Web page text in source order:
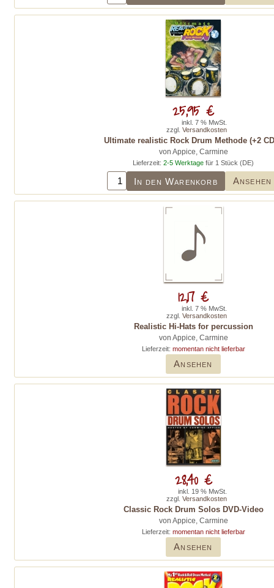
Ultimate realistic Rock Drum Methode (+2
von Appice, Carmine
Lieferzeit: 2-5 Werktage für 1 Stück (DE)
In den Warenkorb Ansehen
25,95 €
inkl. 7 % MwSt.
zzgl. Versandkosten
Realistic Hi-Hats for percussion
von Appice, Carmine
Lieferzeit: momentan nicht lieferbar
Ansehen
12,17 €
inkl. 7 % MwSt.
zzgl. Versandkosten
Classic Rock Drum Solos DVD-Video
von Appice, Carmine
Lieferzeit: momentan nicht lieferbar
Ansehen
28,40 €
inkl. 19 % MwSt.
zzgl. Versandkosten